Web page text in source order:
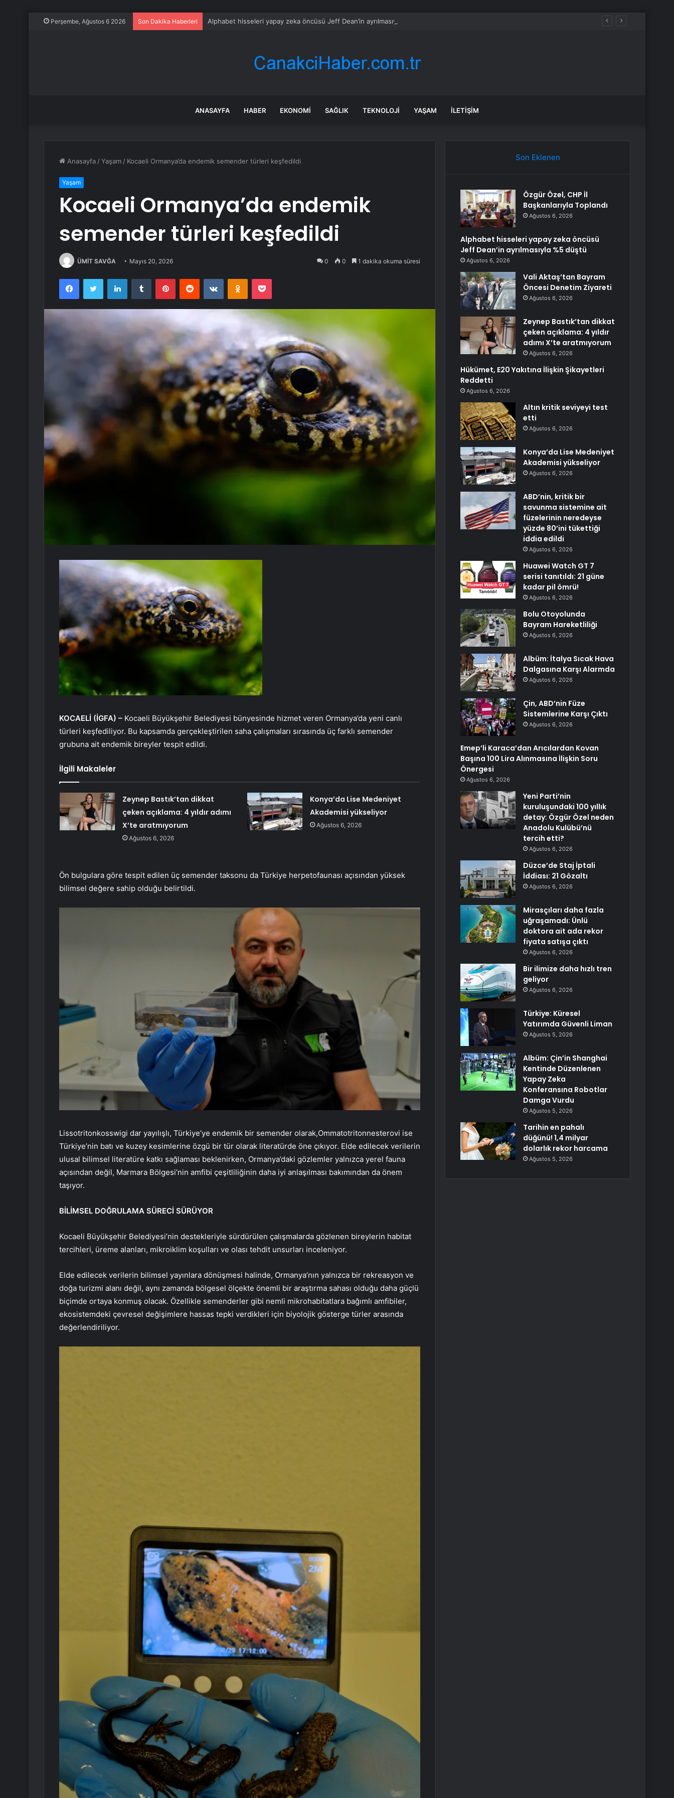
Perşembe, Ağustos 6 2026 Son Dakika Haberleri Alphabet hisseleri yapay zeka öncüsü Jeff Dean’in ayrılmasıyla %5 düştü
ANASAYFA HABER EKONOMI SAĞLIK TEKNOLOJI YAŞAM İLETIŞIM
Anasayfa /Yaşam / Kocaeli Ormanya’da endemik semender türleri keşfedildi
Yaşam
Kocaeli Ormanya’da endemik
semender türleri keşfedildi
ÜMİT SAVĞA Mayıs 20, 2026 0 0 1 dakika okuma süresi
FacebookTwitter LinkedInTumblr PinterestReddit VKontakteOdnoklassniki
Pocket
KOCAELİ (İGFA) – Kocaeli Büyükşehir Belediyesi bünyesinde hizmet veren Ormanya’da yeni canlı
türleri keşfediliyor. Bu kapsamda gerçekleştirilen saha çalışmaları sırasında üç farklı semender
grubuna ait endemik bireyler tespit edildi.
İlgili Makaleler
Zeynep Bastık’tan dikkat
çeken açıklama: 4 yıldır adımı
X’te aratmıyorum
Ağustos 6, 2026
Konya’da Lise Medeniyet
Akademisi yükseliyor
Ağustos 6, 2026
Ön bulgulara göre tespit edilen üç semender taksonu da Türkiye herpetofaunası açısından yüksek
bilimsel değere sahip olduğu belirtildi.
Lissotritonkosswigi dar yayılışlı, Türkiye’ye endemik bir semender olarak,Ommatotritonnesterovi ise
Türkiye’nin batı ve kuzey kesimlerine özgü bir tür olarak literatürde öne çıkıyor. Elde edilecek verilerin
ulusal bilimsel literatüre katkı sağlaması beklenirken, Ormanya’daki gözlemler yalnızca yerel fauna
açısından değil, Marmara Bölgesi’nin amfibi çeşitliliğinin daha iyi anlaşılması bakımından da önem
taşıyor.
BİLİMSEL DOĞRULAMA SÜRECİ SÜRÜYOR
Kocaeli Büyükşehir Belediyesi’nin destekleriyle sürdürülen çalışmalarda gözlenen bireylerin habitat
tercihleri, üreme alanları, mikroiklim koşulları ve olası tehdit unsurları inceleniyor.
Elde edilecek verilerin bilimsel yayınlara dönüşmesi halinde, Ormanya’nın yalnızca bir rekreasyon ve
doğa turizmi alanı değil, aynı zamanda bölgesel ölçekte önemli bir araştırma sahası olduğu daha güçlü
biçimde ortaya konmuş olacak. Özellikle semenderler gibi nemli mikrohabitatlara bağımlı amfibiler,
ekosistemdeki çevresel değişimlere hassas tepki verdikleri için biyolojik gösterge türler arasında
değerlendiriliyor.
Son Eklenen
Özgür Özel, CHP İl
Başkanlarıyla Toplandı
Ağustos 6, 2026
Alphabet hisseleri yapay zeka öncüsü
Jeff Dean’in ayrılmasıyla %5 düştü
Ağustos 6, 2026
Vali Aktaş’tan Bayram
Öncesi Denetim Ziyareti
Ağustos 6, 2026
Zeynep Bastık’tan dikkat
çeken açıklama: 4 yıldır
adımı X’te aratmıyorum
Ağustos 6, 2026
Hükümet, E20 Yakıtına İlişkin Şikayetleri
Reddetti
Ağustos 6, 2026
Altın kritik seviyeyi test
etti
Ağustos 6, 2026
Konya’da Lise Medeniyet
Akademisi yükseliyor
Ağustos 6, 2026
ABD’nin, kritik bir
savunma sistemine ait
füzelerinin neredeyse
yüzde 80’ini tükettiği
iddia edildi
Ağustos 6, 2026
Huawei Watch GT 7
serisi tanıtıldı: 21 güne
kadar pil ömrü!
Ağustos 6, 2026
Bolu Otoyolunda
Bayram Hareketliliği
Ağustos 6, 2026
Albüm: İtalya Sıcak Hava
Dalgasına Karşı Alarmda
Ağustos 6, 2026
Çin, ABD’nin Füze
Sistemlerine Karşı Çıktı
Ağustos 6, 2026
Emep’li Karaca’dan Arıcılardan Kovan
Başına 100 Lira Alınmasına İlişkin Soru
Önergesi
Ağustos 6, 2026
Yeni Parti’nin
kuruluşundaki 100 yıllık
detay: Özgür Özel neden
Anadolu Kulübü’nü
tercih etti?
Ağustos 6, 2026
Düzce’de Staj İptali
İddiası: 21 Gözaltı
Ağustos 6, 2026
Mirasçıları daha fazla
uğraşamadı: Ünlü
doktora ait ada rekor
fiyata satışa çıktı
Ağustos 6, 2026
Bir ilimize daha hızlı tren
geliyor
Ağustos 6, 2026
Türkiye: Küresel
Yatırımda Güvenli Liman
Ağustos 5, 2026
Albüm: Çin’in Shanghai
Kentinde Düzenlenen
Yapay Zeka
Konferansına Robotlar
Damga Vurdu
Ağustos 5, 2026
Tarihin en pahalı
düğünü! 1,4 milyar
dolarlık rekor harcama
Ağustos 5, 2026